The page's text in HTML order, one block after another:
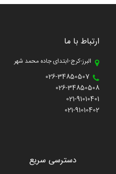
ارتباط با ما
البرز-کرج-ابتدای جاده محمد شهر
026-34850507
026-34850508
021-91010401
021-91010402
دسترسی سریع